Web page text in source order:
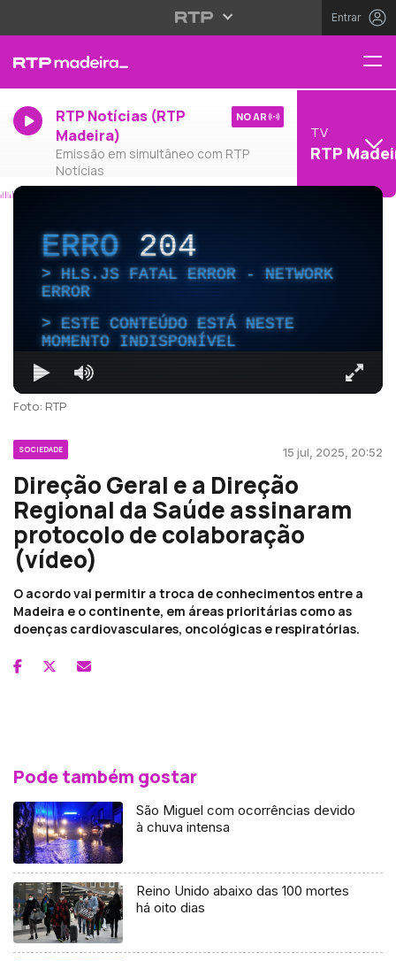
Entrar
RTP Notícias (RTP
Madeira)
Emissão em simultâneo com RTP
Notícias
NO AR
TV
RTP
ERRO204
HLS.JS FATAL ERROR - NETWORK
ERROR
ESTE CONTEÚDO ESTÁ NESTE
MOMENTO INDISPONÍVEL
Foto: RTP
SOCIEDADE 15 jul, 2025, 20:52
Direção Geral e a Direção
Regional da Saúde assinaram
protocolo de colaboração
(vídeo)
O acordo vai permitir a troca de conhecimentos entre a
Madeira e o continente, em áreas prioritárias como as
doenças cardiovasculares, oncológicas e respiratórias.
Pode também gostar
São Miguel com ocorrências devido
à chuva intensa
Reino Unido abaixo das 100 mortes
há oito dias